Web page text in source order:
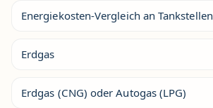
Energiekosten-Vergleich an Tankstellen
Erdgas
Erdgas (CNG) oder Autogas (LPG)